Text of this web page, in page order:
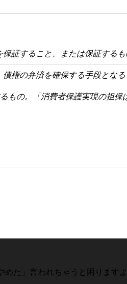
証すること、または保証する
権の弁済を確保する手段とな
もの。「消費者保護実現の担
た」言われちゃうと困りますよ